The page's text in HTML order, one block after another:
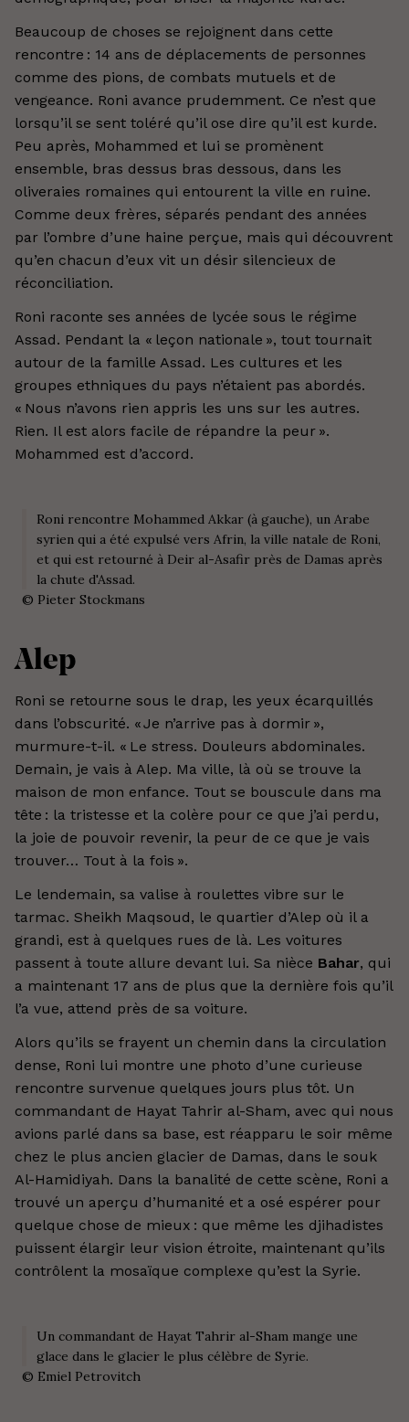
Beaucoup de choses se rejoignent dans cette
rencontre : 14 ans de déplacements de personnes
comme des pions, de combats mutuels et de
vengeance. Roni avance prudemment. Ce n’est que
lorsqu’il se sent toléré qu’il ose dire qu’il est kurde.
Peu après, Mohammed et lui se promènent
ensemble, bras dessus bras dessous, dans les
oliveraies romaines qui entourent la ville en ruine.
Comme deux frères, séparés pendant des années
par l’ombre d’une haine perçue, mais qui découvrent
qu’en chacun d’eux vit un désir silencieux de
réconciliation.
Roni raconte ses années de lycée sous le régime
Assad. Pendant la « leçon nationale », tout tournait
autour de la famille Assad. Les cultures et les
groupes ethniques du pays n’étaient pas abordés.
« Nous n’avons rien appris les uns sur les autres.
Rien. Il est alors facile de répandre la peur ».
Mohammed est d’accord.
Roni rencontre Mohammed Akkar (à gauche), un Arabe
syrien qui a été expulsé vers Afrin, la ville natale de Roni,
et qui est retourné à Deir al-Asafir près de Damas après
la chute d'Assad.
© Pieter Stockmans
Alep
Roni se retourne sous le drap, les yeux écarquillés
dans l’obscurité. « Je n’arrive pas à dormir »,
murmure-t-il. « Le stress. Douleurs abdominales.
Demain, je vais à Alep. Ma ville, là où se trouve la
maison de mon enfance. Tout se bouscule dans ma
tête : la tristesse et la colère pour ce que j’ai perdu,
la joie de pouvoir revenir, la peur de ce que je vais
trouver… Tout à la fois ».
Le lendemain, sa valise à roulettes vibre sur le
tarmac. Sheikh Maqsoud, le quartier d’Alep où il a
grandi, est à quelques rues de là. Les voitures
passent à toute allure devant lui. Sa nièce Bahar, qui
a maintenant 17 ans de plus que la dernière fois qu’il
l’a vue, attend près de sa voiture.
Alors qu’ils se frayent un chemin dans la circulation
dense, Roni lui montre une photo d’une curieuse
rencontre survenue quelques jours plus tôt. Un
commandant de Hayat Tahrir al-Sham, avec qui nous
avions parlé dans sa base, est réapparu le soir même
chez le plus ancien glacier de Damas, dans le souk
Al-Hamidiyah. Dans la banalité de cette scène, Roni a
trouvé un aperçu d’humanité et a osé espérer pour
quelque chose de mieux : que même les djihadistes
puissent élargir leur vision étroite, maintenant qu’ils
contrôlent la mosaïque complexe qu’est la Syrie.
Un commandant de Hayat Tahrir al-Sham mange une
glace dans le glacier le plus célèbre de Syrie.
© Emiel Petrovitch